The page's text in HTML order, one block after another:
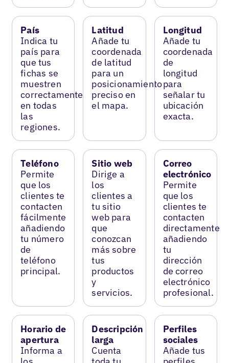
País
Indica tu
país para
que tus
fichas se
muestren
correctamente
en todas
las
regiones.
Latitud
Añade tu
coordenada
de latitud
para un
posicionamiento
preciso en
el mapa.
Longitud
Añade tu
coordenada
de
longitud
para
señalar tu
ubicación
exacta.
Teléfono
Permite
que los
clientes te
contacten
fácilmente
añadiendo
tu número
de
teléfono
principal.
Sitio web
Dirige a
los
clientes a
tu sitio
web para
que
conozcan
más sobre
tus
productos
y
servicios.
Correo
electrónico
Permite
que los
clientes te
contacten
directamente
añadiendo
tu
dirección
de correo
electrónico
profesional.
Horario de
apertura
Informa a
Descripción
larga
Cuenta
Perfiles
sociales
Añade tus